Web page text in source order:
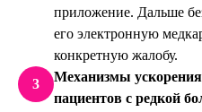
приложение. Дальше
его электронную
конкретную жалобу.
3
Механизмы
пациентов с редкой